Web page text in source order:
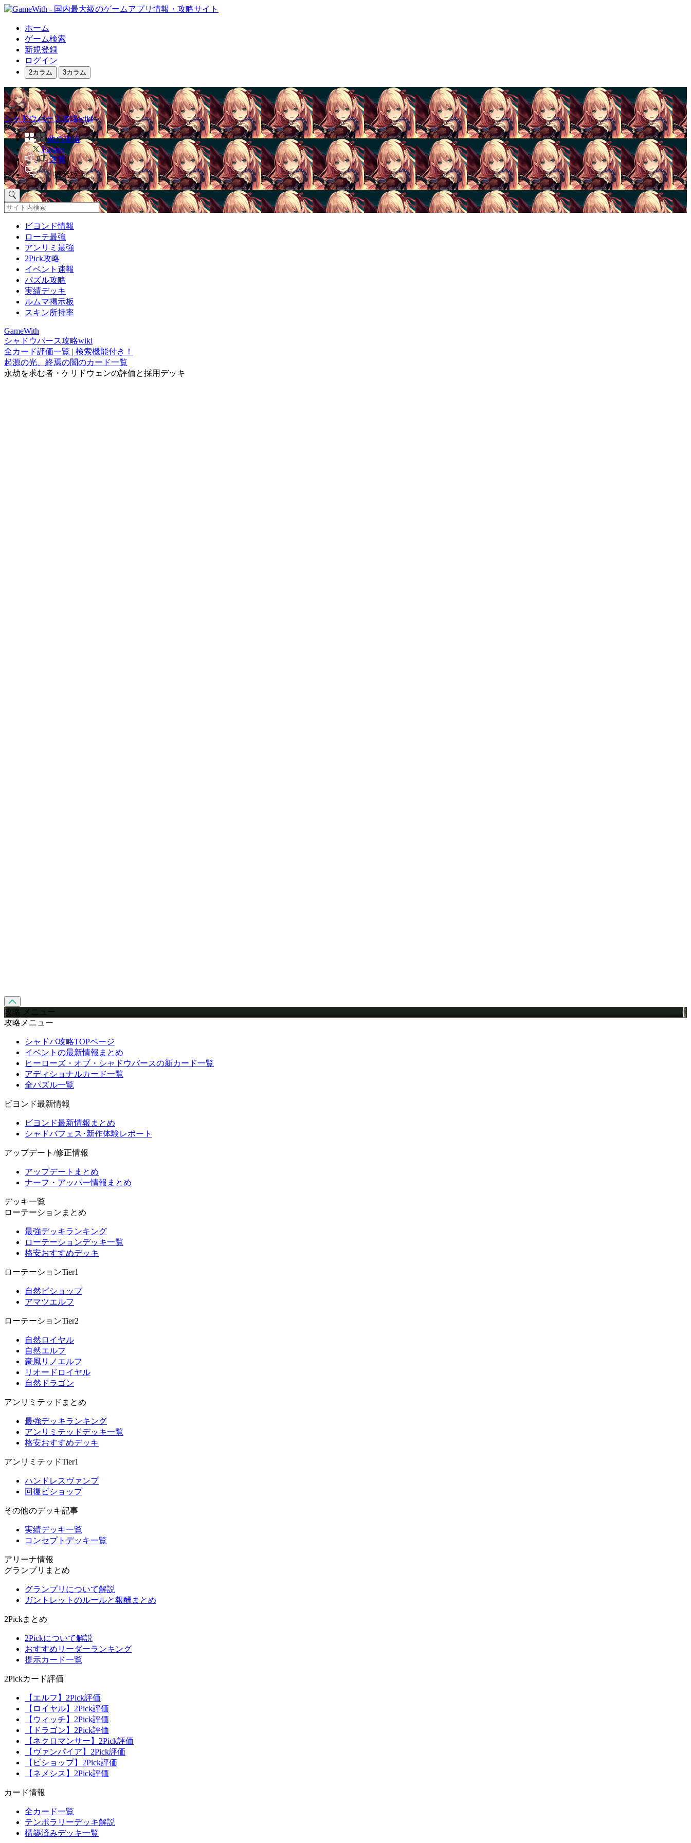
ホーム
ゲーム検索
新規登録
ログイン
2カラム 3カラム
シャドウバース攻略wiki
他の攻略
Twitter
速報
掲示板
ビヨンド情報
ローテ最強
アンリミ最強
2Pick攻略
イベント速報
パズル攻略
実績デッキ
ルムマ掲示板
スキン所持率
GameWith
シャドウバース攻略wiki
全カード評価一覧 | 検索機能付き！
起源の光、終焉の闇のカード一覧
永劫を求む者・ケリドウェンの評価と採用デッキ
攻略 メニュー
攻略メニュー
シャドバ攻略TOPページ
イベントの最新情報まとめ
ヒーローズ・オブ・シャドウバースの新カード一覧
アディショナルカード一覧
全パズル一覧
ビヨンド最新情報
ビヨンド最新情報まとめ
シャドバフェス･新作体験レポート
アップデート/修正情報
アップデートまとめ
ナーフ・アッパー情報まとめ
デッキ一覧
ローテーションまとめ
最強デッキランキング
ローテーションデッキ一覧
格安おすすめデッキ
ローテーションTier1
自然ビショップ
アマツエルフ
ローテーションTier2
自然ロイヤル
自然エルフ
豪風リノエルフ
リオードロイヤル
自然ドラゴン
アンリミテッドまとめ
最強デッキランキング
アンリミテッドデッキ一覧
格安おすすめデッキ
アンリミテッドTier1
ハンドレスヴァンプ
回復ビショップ
その他のデッキ記事
実績デッキ一覧
コンセプトデッキ一覧
アリーナ情報
グランプリまとめ
グランプリについて解説
ガントレットのルールと報酬まとめ
2Pickまとめ
2Pickについて解説
おすすめリーダーランキング
提示カード一覧
2Pickカード評価
【エルフ】2Pick評価
【ロイヤル】2Pick評価
【ウィッチ】2Pick評価
【ドラゴン】2Pick評価
【ネクロマンサー】2Pick評価
【ヴァンパイア】2Pick評価
【ビショップ】2Pick評価
【ネメシス】2Pick評価
カード情報
全カード一覧
テンポラリーデッキ解説
構築済みデッキ一覧